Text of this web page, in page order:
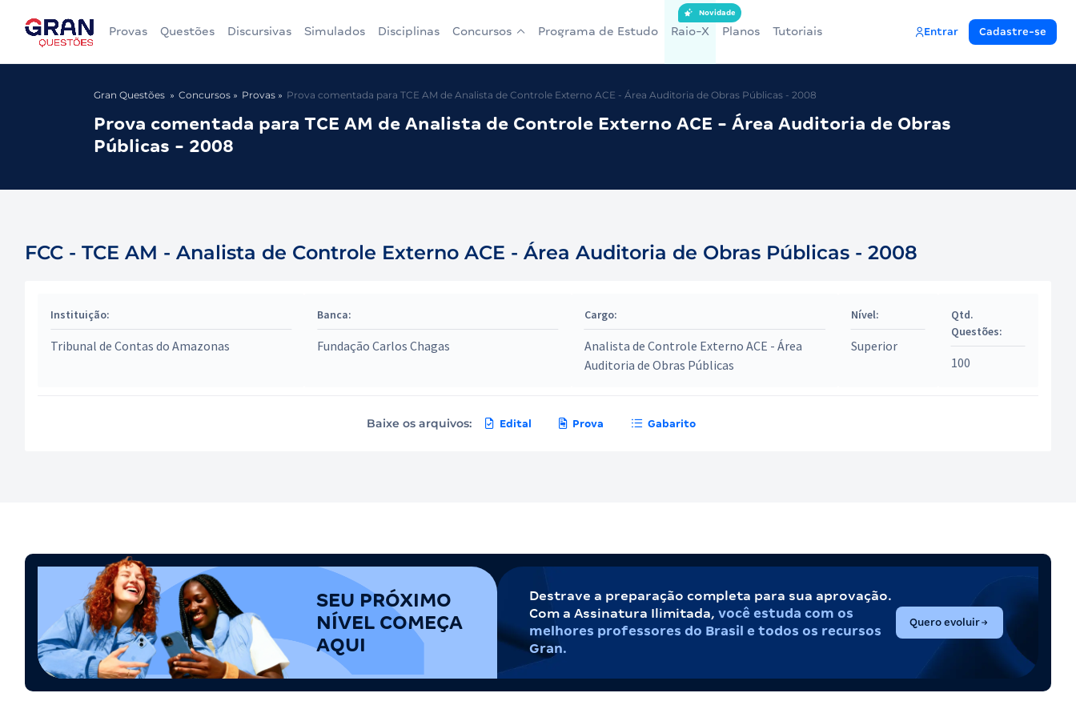
Provas Questões Discursivas Simulados Disciplinas Concursos Programa de Estudo Raio-X
Novidade
Planos Tutoriais Entrar Cadastre-se
Gran Questões Concursos Provas Prova comentada para TCE AM de Analista de Controle Externo ACE - Área Auditoria de Obras Públicas - 2008
Prova comentada para TCE AM de Analista de Controle Externo ACE - Área Auditoria de Obras
Públicas - 2008
FCC - TCE AM - Analista de Controle Externo ACE - Área Auditoria de Obras Públicas - 2008
Instituição:
Tribunal de Contas do Amazonas
Banca:
Fundação Carlos Chagas
Cargo:
Analista de Controle Externo ACE - Área
Auditoria de Obras Públicas
Nível:
Superior
Qtd.
Questões:
100
Baixe os arquivos: Edital Prova Gabarito
SEU PRÓXIMO
NÍVEL COMEÇA
AQUI
Destrave a preparação completa para sua aprovação.
Com a Assinatura Ilimitada, você estuda com os
melhores professores do Brasil e todos os recursos
Gran.
Quero evoluir(abre em nova aba)